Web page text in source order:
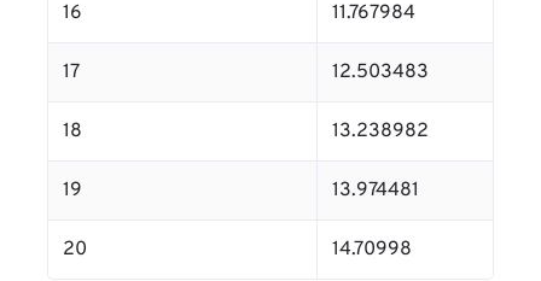
16 11.767984
17 12.503483
18 13.238982
19 13.974481
20 14.70998